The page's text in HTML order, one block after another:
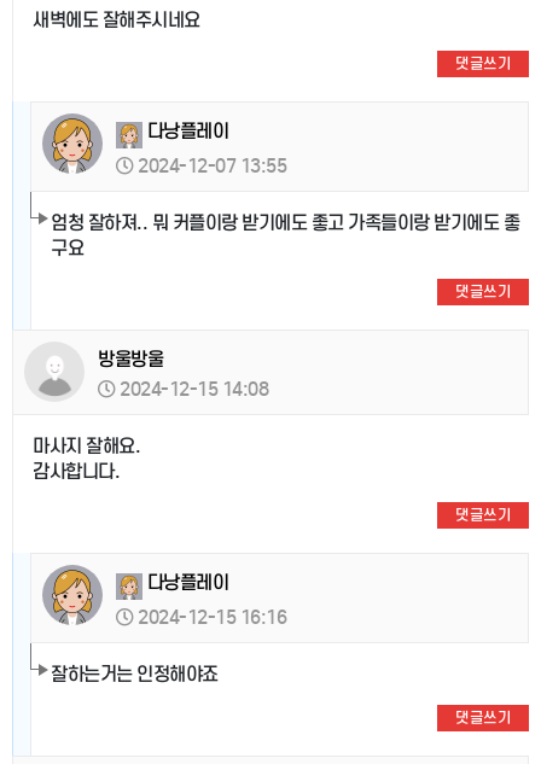
새벽에도 잘해주시네요
댓글쓰기
다낭플레이
2024-12-07 13:55
엄청 잘하져.. 뭐 커플이랑 받기에도 좋고 가족들이랑 받기에도 좋
구요
댓글쓰기
방울방울
2024-12-15 14:08
마사지 잘해요.
감사합니다.
댓글쓰기
다낭플레이
2024-12-15 16:16
잘하는거는 인정해야죠
댓글쓰기